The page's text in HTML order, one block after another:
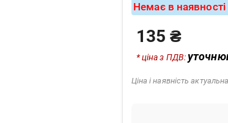
Немає в наявності
135 ₴
* ціна з ПДВ:
Ціна і наявність